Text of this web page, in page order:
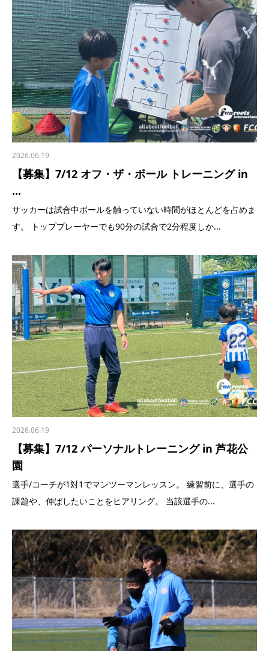
2026.06.19
【募集】7/12 オフ・ザ・ボール トレーニング in
...
サッカーは試合中ボールを触っていない時間がほとんどを占めま
す。 トッププレーヤーでも90分の試合で2分程度しか...
2026.06.19
【募集】7/12 パーソナルトレーニング in 芦花公
園
選手/コーチが1対1でマンツーマンレッスン。 練習前に、選手の
課題や、伸ばしたいことをヒアリング。 当該選手の...